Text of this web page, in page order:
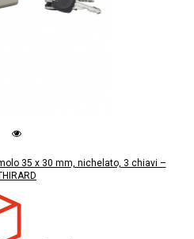
35 x 30 mm, nichelato, 3 chiavi –